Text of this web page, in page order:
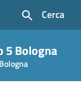
Cerca
5 Bologna